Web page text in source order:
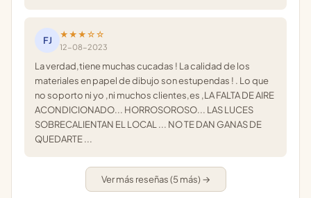
FJ
★★★☆☆
12-08-2023
La verdad,tiene muchas cucadas ! La calidad de los
materiales en papel de dibujo son estupendas ! . Lo que
no soporto ni yo ,ni muchos clientes,es ,LA FALTA DE AIRE
ACONDICIONADO... HORROSOROSO... LAS LUCES
SOBRECALIENTAN EL LOCAL ... NO TE DAN GANAS DE
QUEDARTE ...
Ver más reseñas (5 más) →